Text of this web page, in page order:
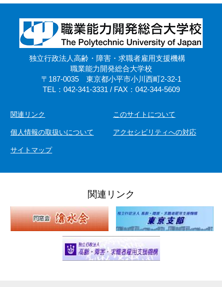
独立行政法人高齢・障害・求職者雇用支援機構
職業能力開発総合大学校
〒187-0035 東京都小平市小川西町2-32-1
TEL：042-341-3331 / FAX：042-344-5609
関連リンク このサイトについて
個人情報の取扱いについて アクセシビリティへの対応
サイトマップ
関連リンク